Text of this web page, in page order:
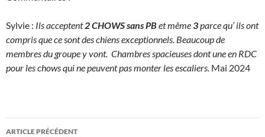
Sylvie : Ils acceptent2 CHOWS sans PBet même3parce qu’ ils ont
compris que ce sont des chiens exceptionnels. Beaucoup de
membres du groupe y vont. Chambres spacieuses dont une en RDC
pour les chows qui ne peuvent pas monter les escaliers. Mai 2024
Navigation
ARTICLE PRÉCÉDENT